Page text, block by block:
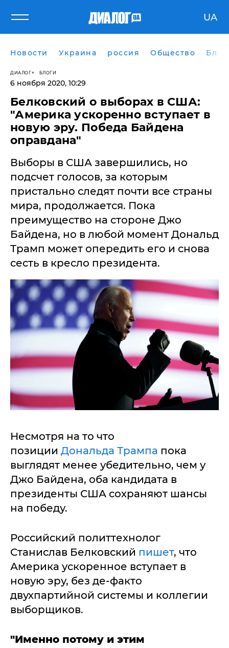
UA
Новости Украина россия Общество
ДИАЛОГ БЛОГИ
6 ноября 2020, 10:29
​Белковский о выборах в США:
"Америка ускоренно вступает в
новую эру. Победа Байдена
оправдана"
Выборы в США завершились, но
подсчет голосов, за которым
пристально следят почти все страны
мира, продолжается. Пока
преимущество на стороне Джо
Байдена, но в любой момент Дональд
Трамп может опередить его и снова
сесть в кресло президента.
Несмотря на то что
позиции Дональда Трампа пока
выглядят менее убедительно, чем у
Джо Байдена, оба кандидата в
президенты США сохраняют шансы
на победу.
Российский политтехнолог
Станислав Белковский пишет, что
Америка ускоренное вступает в
новую эру, без де-факто
двухпартийной системы и коллегии
выборщиков.
"Именно потому и этим